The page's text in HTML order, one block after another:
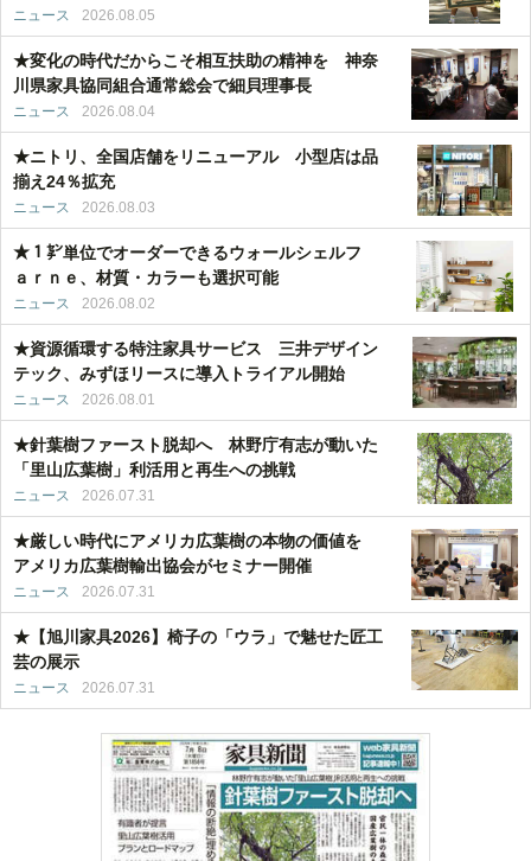
ニュース 2026.08.05
★変化の時代だからこそ相互扶助の精神を 神奈
川県家具協同組合通常総会で細貝理事長
ニュース 2026.08.04
★ニトリ、全国店舗をリニューアル 小型店は品
揃え24％拡充
ニュース 2026.08.03
★１㌢単位でオーダーできるウォールシェルフ
ａｒｎｅ、材質・カラーも選択可能
ニュース 2026.08.02
★資源循環する特注家具サービス 三井デザイン
テック、みずほリースに導入トライアル開始
ニュース 2026.08.01
★針葉樹ファースト脱却へ 林野庁有志が動いた
「里山広葉樹」利活用と再生への挑戦
ニュース 2026.07.31
★厳しい時代にアメリカ広葉樹の本物の価値を
アメリカ広葉樹輸出協会がセミナー開催
ニュース 2026.07.31
★【旭川家具2026】椅子の「ウラ」で魅せた匠工
芸の展示
ニュース 2026.07.31